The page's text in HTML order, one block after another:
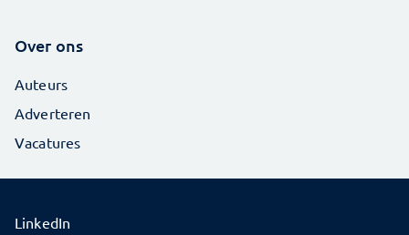
Over ons
Auteurs
Adverteren
Vacatures
LinkedIn